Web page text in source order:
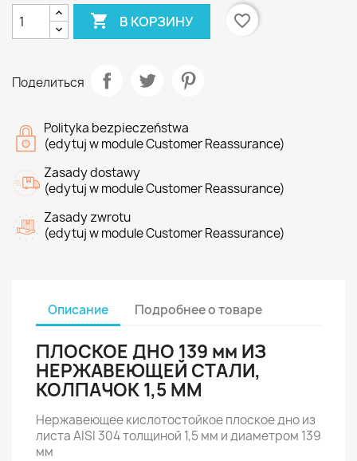
 В КОРЗИНУ favorite_border
Поделиться
Polityka bezpieczeństwa
(edytuj w module Customer Reassurance)
Zasady dostawy
(edytuj w module Customer Reassurance)
Zasady zwrotu
(edytuj w module Customer Reassurance)
Описание Подробнее о товаре
ПЛОСКОЕ ДНО 139 мм ИЗ
НЕРЖАВЕЮЩЕЙ СТАЛИ,
КОЛПАЧОК 1,5 ММ
Нержавеющее кислотостойкое плоское дно из
листа AISI 304 толщиной 1,5 мм и диаметром 139
мм